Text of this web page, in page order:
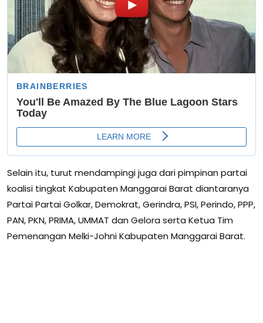
Selain itu, turut mendampingi juga dari pimpinan partai
koalisi tingkat Kabupaten Manggarai Barat diantaranya
Partai Partai Golkar, Demokrat, Gerindra, PSI, Perindo, PPP,
PAN, PKN, PRIMA, UMMAT dan Gelora serta Ketua Tim
Pemenangan Melki-Johni Kabupaten Manggarai Barat.